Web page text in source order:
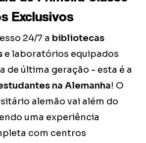
Exclusivos
24/7 a bibliotecas
e laboratórios equipados
de última geração - esta é a
na Alemanha! O
alemão vai além do
uma experiência
com centros